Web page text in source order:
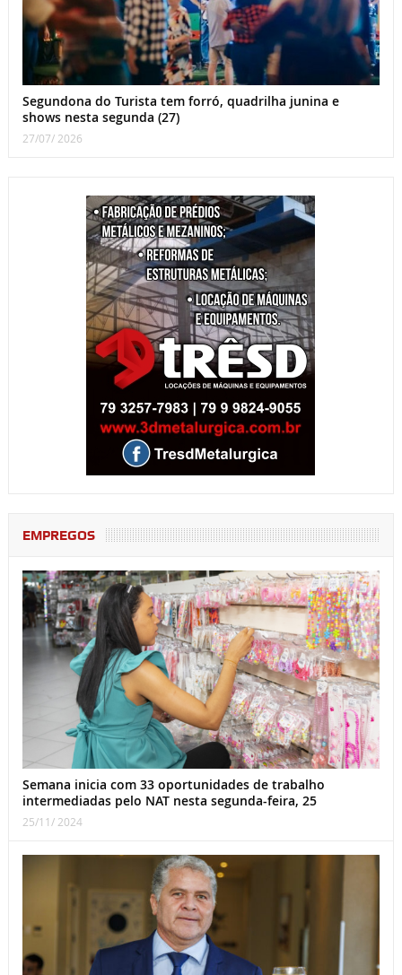
Segundona do Turista tem forró, quadrilha junina e
shows nesta segunda (27)
27/07/ 2026
EMPREGOS
Semana inicia com 33 oportunidades de trabalho
intermediadas pelo NAT nesta segunda-feira, 25
25/11/ 2024